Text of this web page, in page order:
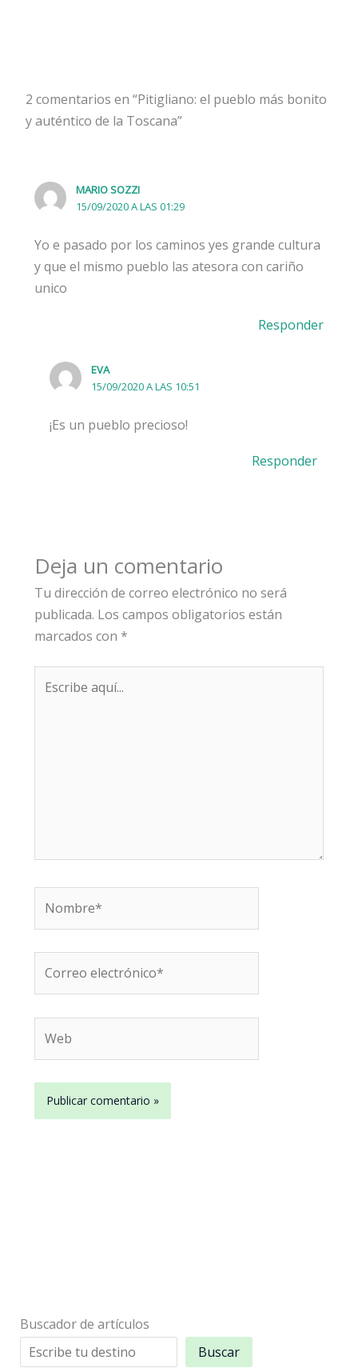
2 comentarios en “Pitigliano: el pueblo más bonito
y auténtico de la Toscana”
MARIO SOZZI
15/09/2020 A LAS 01:29
Yo e pasado por los caminos yes grande cultura
y que el mismo pueblo las atesora con cariño
unico
Responder
EVA
15/09/2020 A LAS 10:51
¡Es un pueblo precioso!
Responder
Deja un comentario
Tu dirección de correo electrónico no será
publicada. Los campos obligatorios están
marcados con *
aquí...
electrónico*
Buscador de artículos
Buscar